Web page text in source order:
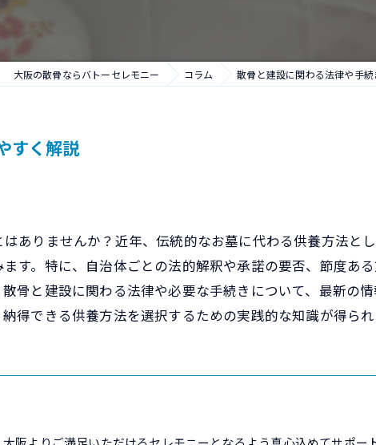
大阪の散骨ならバトーセレモニー コラム 散骨と建設に関わる法律や手
すく解説
ありませんか？近年、伝統的なお墓に代わる供養方法と
す。特に、自治体ごとの法的解釈や承諾の要否、節度あ
骨と建設に関わる法律や必要な手続きについて、最新の
できる供養方法を選択するための実践的な知識が得られ